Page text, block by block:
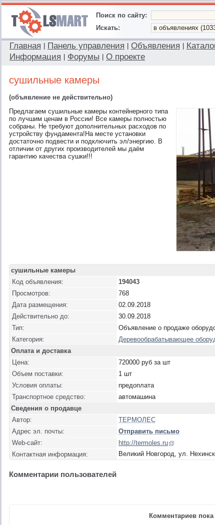
Поиск по сайту:
Искать:
Главная Панель управления Объявления
Информация Форумы О проекте
сушильные камеры
(объявление не действительно)
Предлагаем сушильные камеры контейнерного типа
по лучшим ценам в России! Все камеры полностью
собраны. Не требуют дополнительных расходов по
устройству фундамента!На месте установки
достаточно подвести и подключить эл/энергию. В
отличии от других производителей мы даём
гарантию качества сушки!!!
сушильные камеры
Код объявления:
194043
Просмотров:
768
Дата размещения:
02.09.2018
Действительно до:
30.09.2018
Тип:
Объявление о продаже
Категория:
Деревообрабатывающее
Оплата и доставка
Цена:
720000 руб за шт
Объем поставки:
1 шт
Условия оплаты:
предоплата
Транспортное средство:
автомашина
Сведения о продавце
Автор:
ТЕРМОЛЕС
Адрес эл. почты:
Отправить письмо
Web-сайт:
http://termoles.ru
Контактная информация:
Великий Новгород, ул.
Комментарии пользователей
Комментариев пока